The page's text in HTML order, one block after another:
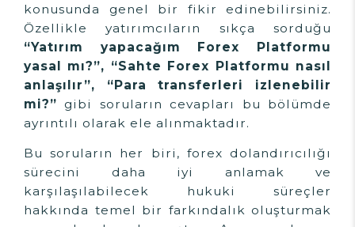
konusunda genel bir fikir edinebilirsiniz.
Özellikle yatırımcıların sıkça sorduğu
“Yatırım yapacağım Forex Platformu
yasal mı?”, “Sahte Forex Platformu nasıl
anlaşılır”, “Para transferleri izlenebilir
mi?” gibi soruların cevapları bu bölümde
ayrıntılı olarak ele alınmaktadır.
Bu soruların her biri, forex dolandırıcılığı
sürecini daha iyi anlamak ve
karşılaşılabilecek hukuki süreçler
hakkında temel bir farkındalık oluşturmak